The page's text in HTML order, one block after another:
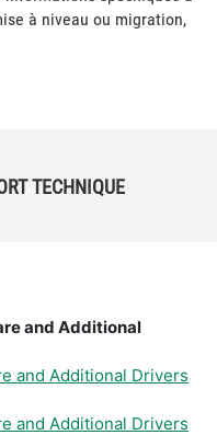
à niveau ou migration,
TECHNIQUE
and Additional
and Additional Drivers
and Additional Drivers